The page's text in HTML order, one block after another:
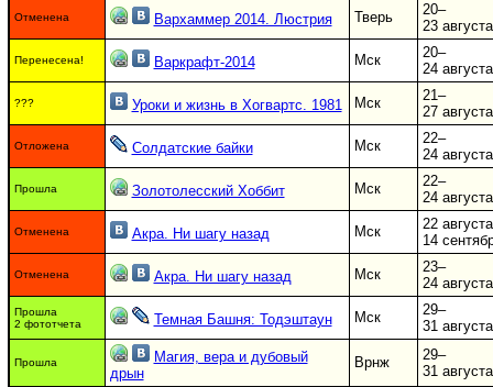
Отменена Вархаммер 2014. Люстрия Тверь
20–
23 августа
Перенесена! Варкрафт-2014 Мск
20–
24 августа
??? Уроки и жизнь в Хогвартс. 1981 Мск
21–
27 августа
Отложена Солдатские байки Мск
22–
24 августа
Прошла Золотолесский Хоббит Мск
22–
24 августа
Отменена Акра. Ни шагу назад Мск
22
14
Отменена Акра. Ни шагу назад Мск
23–
24 августа
Прошла
2 фототчета
Темная Башня: Тодэштаун Мск
29–
31 августа
Прошла
Магия, вера и дубовый
дрын
Врнж
29–
31 августа